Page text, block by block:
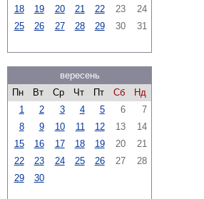
18
19 20 21 22 23
24
25
26 27 28 29 30 31
вересень
Пн
Вт Ср Чт Пт Сб
Нд
1
2 3 4 5 6
7
8
9 10 11 12 13
14
15
16 17 18 19 20
21
22
23 24 25 26 27
28
29
30